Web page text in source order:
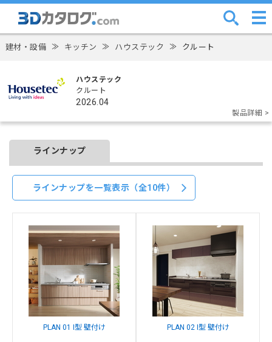
建材・設備 ≫ キッチン ≫ ハウステック ≫ クルート
ハウステック
クルート
2026.04
製品詳細 >
ラインナップ
ラインナップを一覧表示（全10件）
PLAN 01 I型 壁付け PLAN 02 I型 壁付け